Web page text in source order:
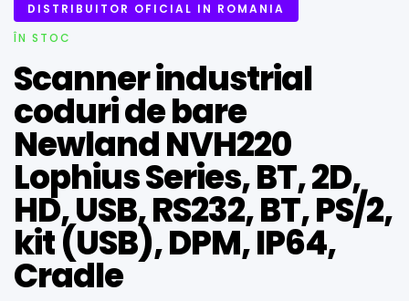
DISTRIBUITOR OFICIAL IN ROMANIA
ÎN STOC
Scanner industrial
coduri de bare
Newland NVH220
Lophius Series, BT, 2D,
HD, USB, RS232, BT, PS/2,
kit (USB), DPM, IP64,
Cradle